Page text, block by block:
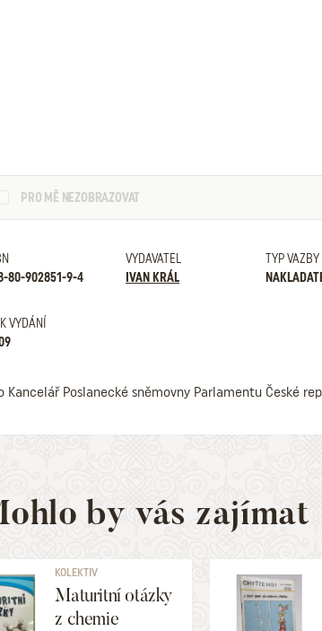
PRO MĚ NEZOBRAZOVAT
80-902851-9-4
VYDAVATEL
IVAN KRÁL
TYP VAZBY
VYDÁNÍ
Kancelář Poslanecké sněmovny Parlamentu České
by vás zajímat
KOLEKTIV
Maturitní otázky
z chemie